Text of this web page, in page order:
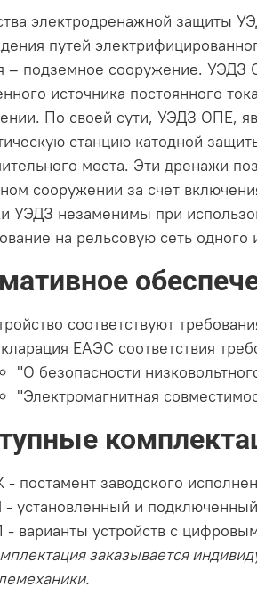
электродренажной защиты
путей
– подземное сооружение. УЭДЗ
источника постоянного
По своей сути, УЭДЗ ОПЕ,
станцию катодной
моста. Эти дренажи
сооружении за счет
УЭДЗ незаменимы при
на рельсовую сеть одного
соответствуют
ЕАЭС соответствия
"О безопасности
"Электромагнитная
- постамент заводского
- установленный и
варианты устройств с
заказывается